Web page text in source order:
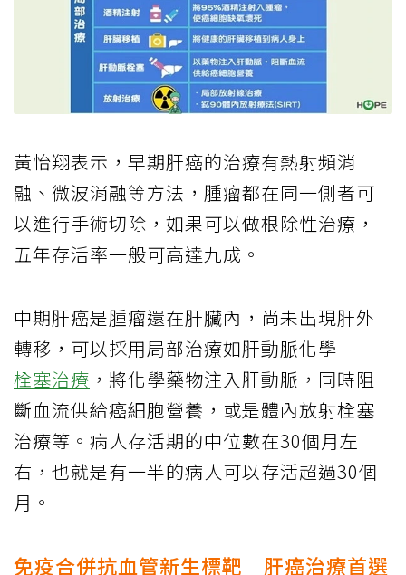
黃怡翔表示，早期肝癌的治療有熱射頻消
融、微波消融等方法，腫瘤都在同一側者可
以進行手術切除，如果可以做根除性治療，
五年存活率一般可高達九成。
中期肝癌是腫瘤還在肝臟內，尚未出現肝外
轉移，可以採用局部治療如肝動脈化學
栓塞治療 ，將化學藥物注入肝動脈，同時阻
斷血流供給癌細胞營養，或是體內放射栓塞
治療等。病人存活期的中位數在30個月左
右，也就是有一半的病人可以存活超過30個
月。
免疫合併抗血管新生標靶 肝癌治療首選